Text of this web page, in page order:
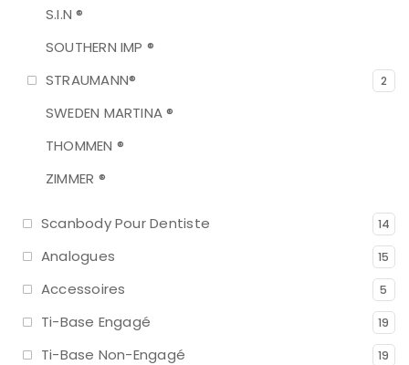
S.I.N ®
SOUTHERN IMP ®
STRAUMANN®
2
SWEDEN MARTINA ®
THOMMEN ®
ZIMMER ®
Scanbody Pour Dentiste 14
Analogues 15
Accessoires 5
Ti-Base Engagé 19
Ti-Base Non-Engagé 19